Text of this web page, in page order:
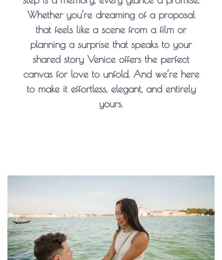
Whether you’re dreaming of a proposal
that feels like a scene from a film or
planning a surprise that speaks to your
shared story Venice offers the perfect
canvasfor love to unfold. And we’re here
to make it effortless, elegant, and entirely
yours.